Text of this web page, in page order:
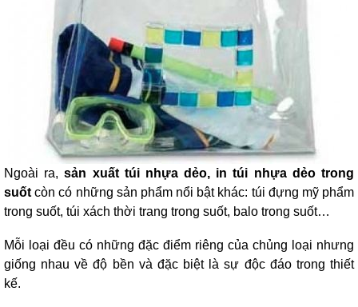
Ngoài ra,sản xuất túi nhựa dẻo, in túi nhựa dẻo trong
suốt còn có những sản phẩm nổi bật khác: túi đựng mỹ phẩm
trong suốt, túi xách thời trang trong suốt, balo trong suốt…
Mỗi loại đều có những đặc điểm riêng của chủng loại nhưng
giống nhau về độ bền và đặc biệt là sự độc đáo trong thiết
kế.